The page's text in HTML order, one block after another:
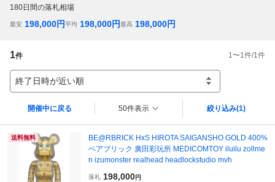
180日間の落札相場
最安 198,000円平均 198,000円最高 198,000円
1件 1 〜1 件/1 件
終了日時が近い順
開催中に戻る 50件表示 絞り込み(1)
送料無料
BE@RBRICK HxS HIROTA SAIGANSHO GOLD 400%
ベアブリック 廣田彩玩所 MEDICOMTOY iluilu zollme
n izumonster realhead headlockstudio mvh
落札 198,000円